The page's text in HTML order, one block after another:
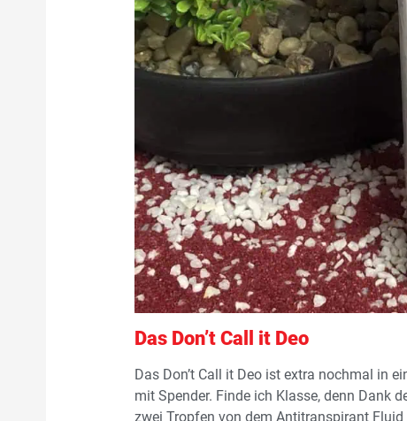
Das Don’t Call it Deo
Das Don’t Call it Deo ist extra nochmal in
mit Spender. Finde ich Klasse, denn Dank
zwei Tropfen von dem Antitranspirant